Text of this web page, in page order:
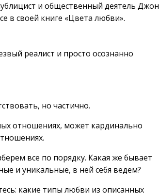
и общественный деятель Джон
в своей книге «Цвета любви».
реалист и просто осознанно
но частично.
отношениях, может кардинально
все по порядку. Какая же бывает
и уникальные, в ней себя ведем?
какие типы любви из описанных